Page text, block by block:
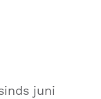
juni